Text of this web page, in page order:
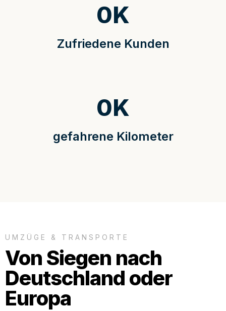
Zufriedene Kunden
0K
gefahrene Kilometer
0K
UMZÜGE & TRANSPORTE
Von Siegen nach
Deutschland oder
Europa